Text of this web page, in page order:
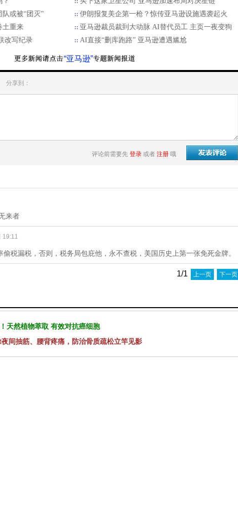
或被“团灭”
伊朗报复美企第一枪？惊传亚马逊设施遇袭起火
土重来
亚马逊裁员裁到大动脉 AI替代员工 主页一夜变狗
改写纪录
AI直接“删库跑路” 亚马逊遭遇尴尬
“亚马逊”
分享到：
评论前需要先 登录 或者 注册 哦
来者
19:11
税漏税，否则，税务局包庇他，永不查税，美国历史上第一张免死金牌。
1/1 上一页 下一页
天然植物萃取 有效对抗癌细胞
间抽筋、腰背疼痛，防治骨质疏松立竿见影